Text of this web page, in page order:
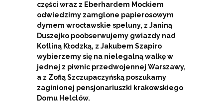
części wraz z Eberhardem Mockiem
odwiedzimy zamglone papierosowym
dymem wrocławskie speluny, z Janiną
Duszejko poobserwujemy gwiazdy nad
Kotliną Kłodzką, z Jakubem Szapiro
wybierzemy się na nielegalną walkę w
jednej z piwnic przedwojennej Warszawy,
a z Zofią Szczupaczyńską poszukamy
zaginionej pensjonariuszki krakowskiego
Domu Helclów.